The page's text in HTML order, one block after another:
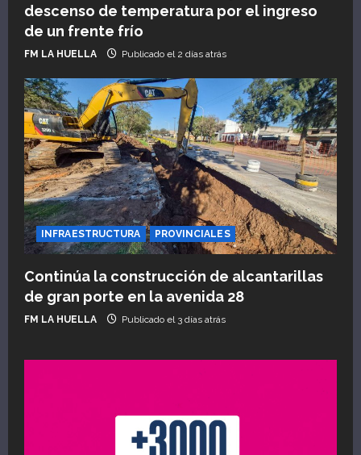
descenso de temperatura por el ingreso
de un frente frío
FM LA HUELLA Publicado el 2 días atrás
INFRAESTRUCTURA PROVINCIALES
Continúa la construcción de alcantarillas
de gran porte en la avenida 28
FM LA HUELLA Publicado el 3 días atrás